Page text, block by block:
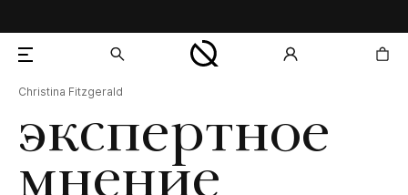
экспертное
Christina Fitzgerald